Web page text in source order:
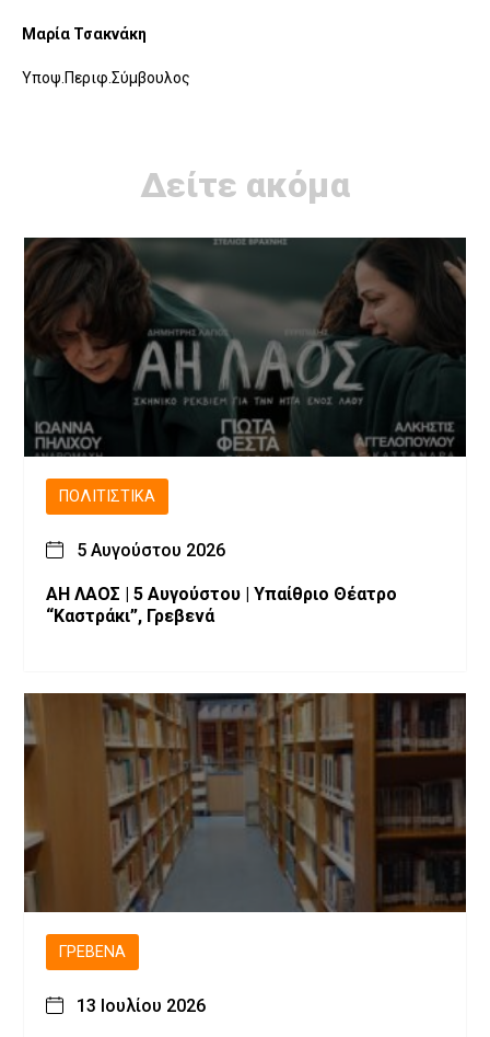
Μαρία Τσακνάκη
Υποψ.Περιφ.Σύμβουλος
Δείτε ακόμα
ΠΟΛΙΤΙΣΤΙΚΆ
5 Αυγούστου 2026
ΑΗ ΛΑΟΣ | 5 Αυγούστου | Υπαίθριο Θέατρο
“Καστράκι”, Γρεβενά
ΓΡΕΒΕΝΆ
13 Ιουλίου 2026